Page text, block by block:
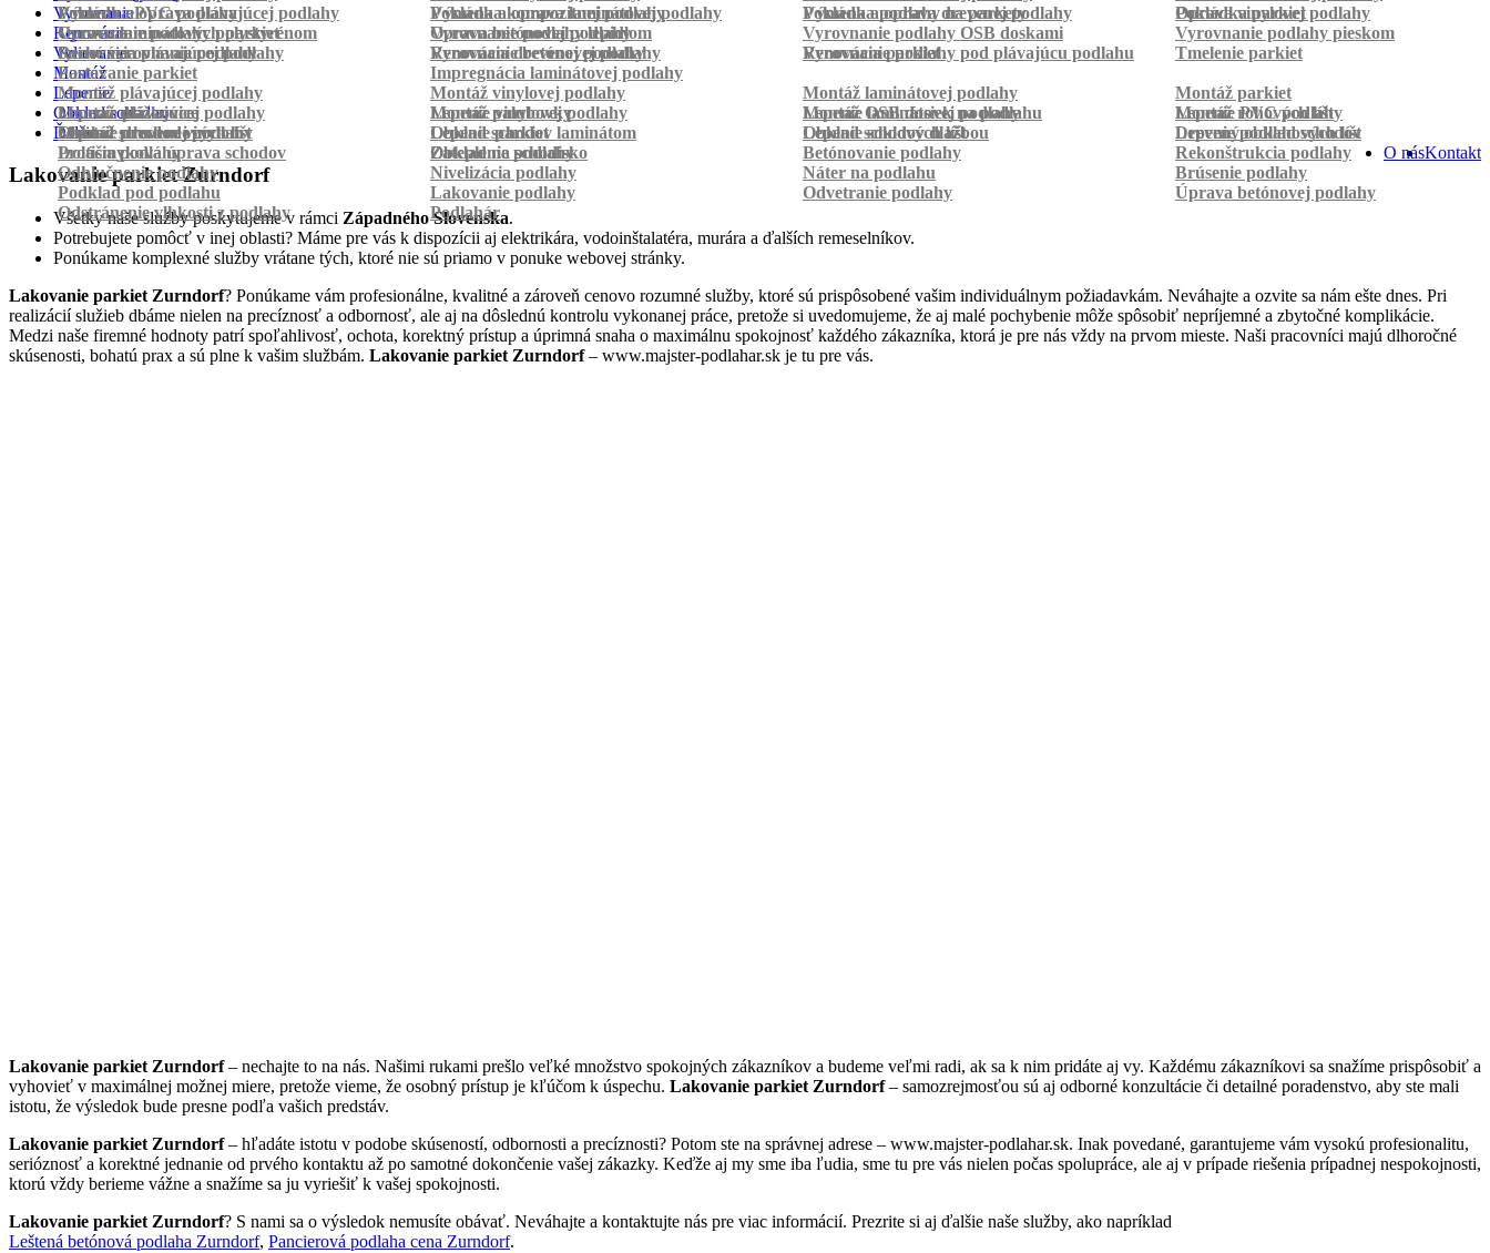
Pokládka PVC podlahy
Pokládka kompozitnej podlahy Pokládka podlahy na parkety Pokládka parkiet
Výmena a oprava plávajúcej podlahy
Výmena a oprava laminátovej podlahy Výmena a oprava drevenej podlahy
Oprava vinylovej podlahy
Oprava laminátových parkiet
Oprava betónovej podlahy
Vyrovnanie
Vyrovnanie podlahy polystyrénom
Vyrovnanie podlahy lepidlom Vyrovnanie podlahy OSB doskami
Vyrovnanie podlahy pieskom
Suché vyrovnanie podlahy
Vyrovnanie betónovej podlahy Vyrovnanie podlahy pod plávajúcu podlahu
Renovácia
Renovácia plávajúcej podlahy
Renovácia drevenej podlahy Renovácia parkiet
Tmelenie parkiet
Pastovanie parkiet
Impregnácia laminátovej podlahy
Vylievanie
Montáž
Montáž plávajúcej podlahy
Montáž vinylovej podlahy Montáž laminátovej podlahy
Montáž parkiet
Montáž dlážkovice
Montáž palubovky Montáž OSB dosiek na podlahu
Montáž rohových líšt
Montáž prechodových líšt
Lepenie
Lepenie plávajúcej podlahy
Lepenie vinylovej podlahy Lepenie laminátovej podlahy
Lepenie PVC podlahy
Lepenie drevenej podlahy
Lepenie parkiet Lepenie soklových líšt Lepenie podlahových líšt
Obklad schodov
Obklad schodov vinylom
Obklad schodov laminátom Obklad schodov dlažbou
Drevený obklad schodov
Protišmyková úprava schodov
Obklad na schodisko
Ďalšie
Izolácia podlahy
Zateplenie podlahy Betónovanie podlahy
Rekonštrukcia podlahy
Odhlučnenie podlahy
Nivelizácia podlahy Náter na podlahu
Brúsenie podlahy
Podklad pod podlahu
Lakovanie podlahy Odvetranie podlahy
Úprava betónovej podlahy
Odstránenie vlhkosti z podlahy
Podlahár
Kontakt
O nás
Lakovanie parkiet Zurndorf
Všetky naše služby poskytujeme v rámci Západného Slovenska.
Potrebujete pomôcť v inej oblasti? Máme pre vás k dispozícii aj elektrikára, vodoinštalatéra, murára a ďalších remeselníkov.
Ponúkame komplexné služby vrátane tých, ktoré nie sú priamo v ponuke webovej stránky.
Lakovanie parkiet Zurndorf? Ponúkame vám profesionálne, kvalitné a zároveň cenovo rozumné služby, ktoré sú prispôsobené vašim individuálnym požiadavkám. Neváhajte a ozvite sa nám ešte dnes. Pri
realizácií služieb dbáme nielen na precíznosť a odbornosť, ale aj na dôslednú kontrolu vykonanej práce, pretože si uvedomujeme, že aj malé pochybenie môže spôsobiť nepríjemné a zbytočné komplikácie.
Medzi naše firemné hodnoty patrí spoľahlivosť, ochota, korektný prístup a úprimná snaha o maximálnu spokojnosť každého zákazníka, ktorá je pre nás vždy na prvom mieste. Naši pracovníci majú dlhoročné
skúsenosti, bohatú prax a sú plne k vašim službám. Lakovanie parkiet Zurndorf– www.majster-podlahar.sk je tu pre vás.
Lakovanie parkiet Zurndorf– nechajte to na nás. Našimi rukami prešlo veľké množstvo spokojných zákazníkov a budeme veľmi radi, ak sa k nim pridáte aj vy. Každému zákazníkovi sa snažíme prispôsobiť a
vyhovieť v maximálnej možnej miere, pretože vieme, že osobný prístup je kľúčom k úspechu. Lakovanie parkiet Zurndorf– samozrejmosťou sú aj odborné konzultácie či detailné poradenstvo, aby ste mali
istotu, že výsledok bude presne podľa vašich predstáv.
Lakovanie parkiet Zurndorf– hľadáte istotu v podobe skúseností, odbornosti a precíznosti? Potom ste na správnej adrese – www.majster-podlahar.sk. Inak povedané, garantujeme vám vysokú profesionalitu,
serióznosť a korektné jednanie od prvého kontaktu až po samotné dokončenie vašej zákazky. Keďže aj my sme iba ľudia, sme tu pre vás nielen počas spolupráce, ale aj v prípade riešenia prípadnej nespokojnosti,
ktorú vždy berieme vážne a snažíme sa ju vyriešiť k vašej spokojnosti.
Lakovanie parkiet Zurndorf? S nami sa o výsledok nemusíte obávať. Neváhajte a kontaktujte nás pre viac informácií. Prezrite si aj ďalšie naše služby, ako napríklad
Leštená betónová podlaha Zurndorf, Pancierová podlaha cena Zurndorf.